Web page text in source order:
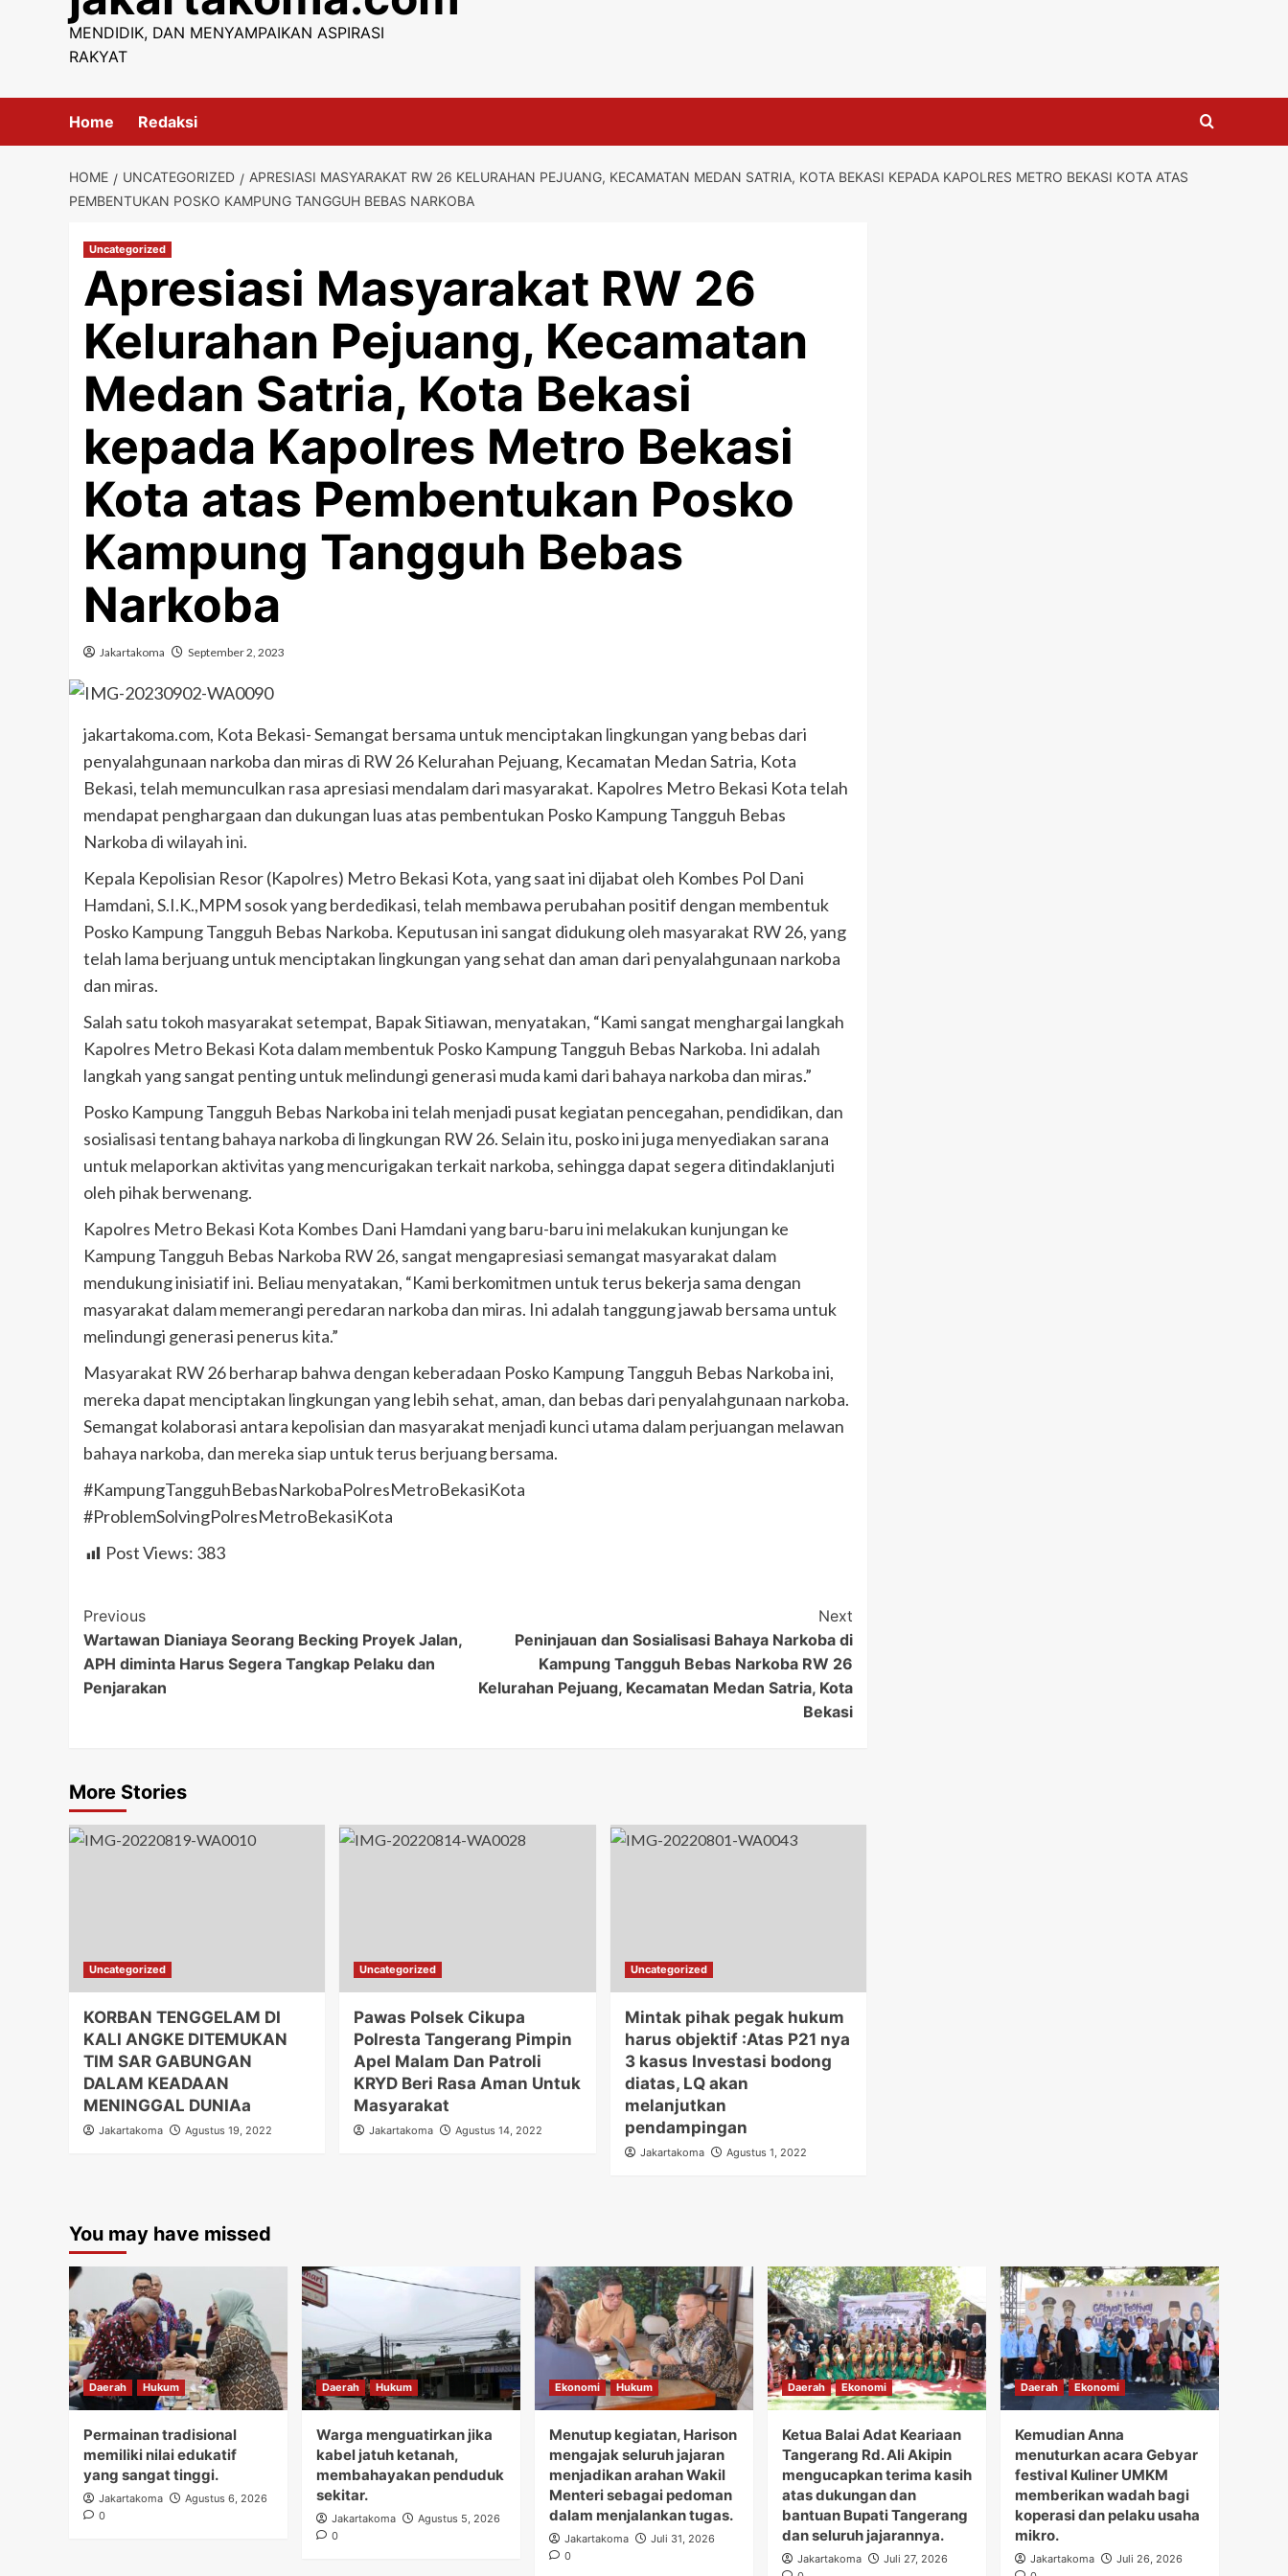
MENDIDIK, DAN MENYAMPAIKAN ASPIRASI
RAKYAT
Home Redaksi
HOME UNCATEGORIZED
APRESIASI MASYARAKAT RW 26 KELURAHAN PEJUANG, KECAMATAN MEDAN SATRIA, KOTA BEKASI KEPADA KAPOLRES METRO BEKASI KOTA ATAS
PEMBENTUKAN POSKO KAMPUNG TANGGUH BEBAS NARKOBA
Uncategorized
Apresiasi Masyarakat RW 26
Kelurahan Pejuang, Kecamatan
Medan Satria, Kota Bekasi
kepada Kapolres Metro Bekasi
Kota atas Pembentukan Posko
Kampung Tangguh Bebas
Narkoba
Jakartakoma September 2, 2023
jakartakoma.com, Kota Bekasi- Semangat bersama untuk menciptakan lingkungan yang bebas dari
penyalahgunaan narkoba dan miras di RW 26 Kelurahan Pejuang, Kecamatan Medan Satria, Kota
Bekasi, telah memunculkan rasa apresiasi mendalam dari masyarakat. Kapolres Metro Bekasi Kota telah
mendapat penghargaan dan dukungan luas atas pembentukan Posko Kampung Tangguh Bebas
Narkoba di wilayah ini.
Kepala Kepolisian Resor (Kapolres) Metro Bekasi Kota, yang saat ini dijabat oleh Kombes Pol Dani
Hamdani, S.I.K.,MPM sosok yang berdedikasi, telah membawa perubahan positif dengan membentuk
Posko Kampung Tangguh Bebas Narkoba. Keputusan ini sangat didukung oleh masyarakat RW 26, yang
telah lama berjuang untuk menciptakan lingkungan yang sehat dan aman dari penyalahgunaan narkoba
dan miras.
Salah satu tokoh masyarakat setempat, Bapak Sitiawan, menyatakan, “Kami sangat menghargai langkah
Kapolres Metro Bekasi Kota dalam membentuk Posko Kampung Tangguh Bebas Narkoba. Ini adalah
langkah yang sangat penting untuk melindungi generasi muda kami dari bahaya narkoba dan miras.”
Posko Kampung Tangguh Bebas Narkoba ini telah menjadi pusat kegiatan pencegahan, pendidikan, dan
sosialisasi tentang bahaya narkoba di lingkungan RW 26. Selain itu, posko ini juga menyediakan sarana
untuk melaporkan aktivitas yang mencurigakan terkait narkoba, sehingga dapat segera ditindaklanjuti
oleh pihak berwenang.
Kapolres Metro Bekasi Kota Kombes Dani Hamdani yang baru-baru ini melakukan kunjungan ke
Kampung Tangguh Bebas Narkoba RW 26, sangat mengapresiasi semangat masyarakat dalam
mendukung inisiatif ini. Beliau menyatakan, “Kami berkomitmen untuk terus bekerja sama dengan
masyarakat dalam memerangi peredaran narkoba dan miras. Ini adalah tanggung jawab bersama untuk
melindungi generasi penerus kita.”
Masyarakat RW 26 berharap bahwa dengan keberadaan Posko Kampung Tangguh Bebas Narkoba ini,
mereka dapat menciptakan lingkungan yang lebih sehat, aman, dan bebas dari penyalahgunaan narkoba.
Semangat kolaborasi antara kepolisian dan masyarakat menjadi kunci utama dalam perjuangan melawan
bahaya narkoba, dan mereka siap untuk terus berjuang bersama.
#KampungTangguhBebasNarkobaPolresMetroBekasiKota
#ProblemSolvingPolresMetroBekasiKota
Post Views: 383
Post
Navigation
Previous
Wartawan Dianiaya Seorang Becking Proyek Jalan,
APH diminta Harus Segera Tangkap Pelaku dan
Penjarakan
Next
Peninjauan dan Sosialisasi Bahaya Narkoba di
Kampung Tangguh Bebas Narkoba RW 26
Kelurahan Pejuang, Kecamatan Medan Satria, Kota
Bekasi
More Stories
Uncategorized
KORBAN TENGGELAM DI
KALI ANGKE DITEMUKAN
TIM SAR GABUNGAN
DALAM KEADAAN
MENINGGAL DUNIAa
Jakartakoma Agustus 19, 2022
Uncategorized
Pawas Polsek Cikupa
Polresta Tangerang Pimpin
Apel Malam Dan Patroli
KRYD Beri Rasa Aman Untuk
Masyarakat
Jakartakoma Agustus 14, 2022
Uncategorized
Mintak pihak pegak hukum
harus objektif :Atas P21 nya
3 kasus Investasi bodong
diatas, LQ akan
melanjutkan
pendampingan
Jakartakoma Agustus 1, 2022
You may have missed
Daerah Hukum
Permainan tradisional
memiliki nilai edukatif
yang sangat tinggi.
Jakartakoma
Agustus 6, 2026
0
Daerah Hukum
Warga menguatirkan jika
kabel jatuh ketanah,
membahayakan penduduk
sekitar.
Jakartakoma
Agustus 5, 2026
0
Ekonomi Hukum
Menutup kegiatan, Harison
mengajak seluruh jajaran
menjadikan arahan Wakil
Menteri sebagai pedoman
dalam menjalankan tugas.
Jakartakoma
Juli 31, 2026
0
Daerah Ekonomi
Ketua Balai Adat Keariaan
Tangerang Rd. Ali Akipin
mengucapkan terima kasih
atas dukungan dan
bantuan Bupati Tangerang
dan seluruh jajarannya.
Jakartakoma
Juli 27, 2026
Daerah Ekonomi
Kemudian Anna
menuturkan acara Gebyar
festival Kuliner UMKM
memberikan wadah bagi
koperasi dan pelaku usaha
mikro.
Jakartakoma
Juli 26, 2026